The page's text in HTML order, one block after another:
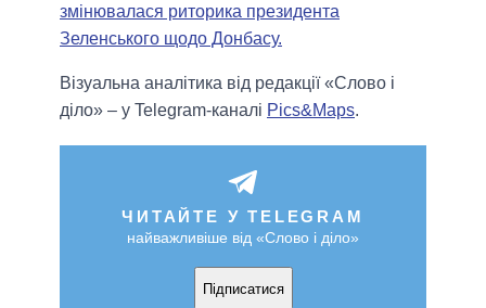
змінювалася риторика президента
Зеленського щодо Донбасу.
Візуальна аналітика від редакції «Слово і
діло» – у Telegram-каналі Pics&Maps.
ЧИТАЙТЕ У TELEGRAM
найважливіше від «Слово і діло»
Підписатися